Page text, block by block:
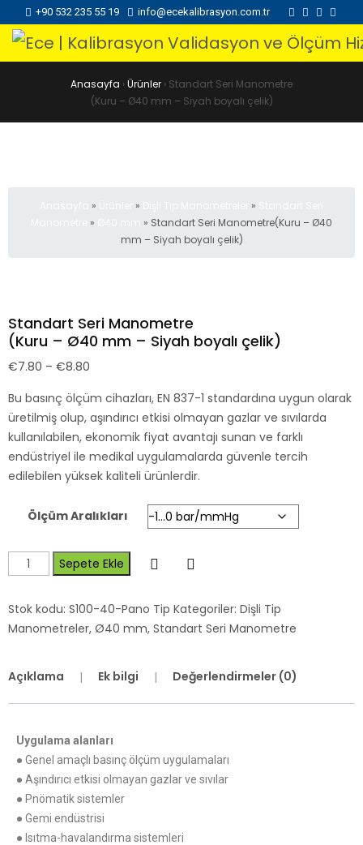
+90 532 235 55 19 info@ecekalibrasyon.com.tr
Anasayfa ›Ürünler › Standart Seri Manometre
(Kuru – Ø40 mm – Siyah boyalı çelik)
» » »
» » Standart Seri Manometre(Kuru – Ø40
mm – Siyah boyalı çelik)
Standart Seri Manometre
(Kuru – Ø40 mm – Siyah boyalı çelik)
€7.80 – €8.80
Bu basınç ölçüm cihazları, EN 837-1 standardına uygun olarak
üretilmiş olup, aşındırıcı etkisi olmayan gazlar ve sıvılarda
kullanılabilen, ekonomik fiyat avantajı sunan ve farklı
endüstriyel ile medikal uygulamalarda güvenle tercih
edilebilen yüksek kaliteli ürünlerdir.
Ölçüm Aralıkları
Sepete Ekle
Stok kodu: S100-40-Pano Tip Kategoriler: Dişli Tip
Manometreler, Ø40 mm, Standart Seri Manometre
Açıklama Ek bilgi Değerlendirmeler (0)
Uygulama alanları
● Genel amaçlı basınç ölçüm uygulamaları
● Aşındırıcı etkisi olmayan gazlar ve sıvılar
● Pnömatik sistemler
● Gemi endüstrisi
● Isıtma-havalandırma sistemleri